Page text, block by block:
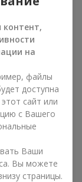
для любого
в г.
включает
роз, лилий,
контент,
на
файлы
доступна
сайт или
с Вашего
Ваши
Вы можете
страницы.